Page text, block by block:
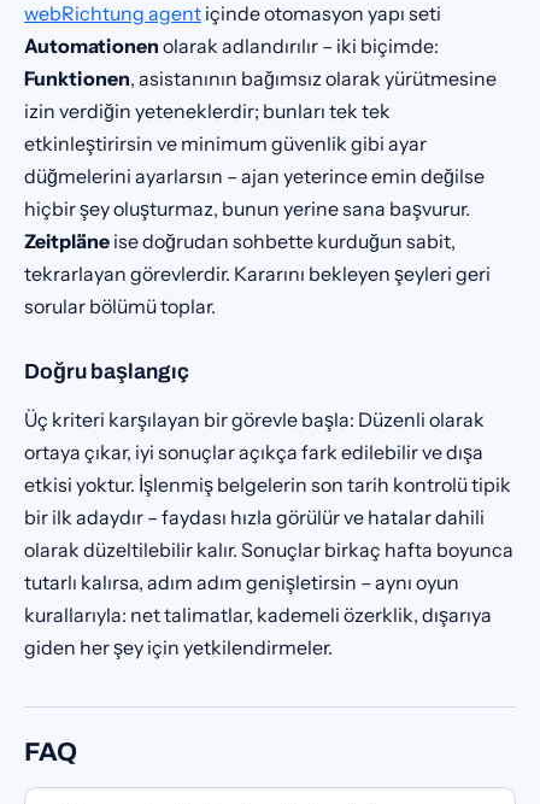
webRichtung agent içinde otomasyon yapı seti
Automationen olarak adlandırılır – iki biçimde:
Funktionen, asistanının bağımsız olarak yürütmesine
izin verdiğin yeteneklerdir; bunları tek tek
etkinleştirirsin ve minimum güvenlik gibi ayar
düğmelerini ayarlarsın – ajan yeterince emin değilse
hiçbir şey oluşturmaz, bunun yerine sana başvurur.
Zeitpläne ise doğrudan sohbette kurduğun sabit,
tekrarlayan görevlerdir. Kararını bekleyen şeyleri geri
sorular bölümü toplar.
Doğru başlangıç
Üç kriteri karşılayan bir görevle başla: Düzenli olarak
ortaya çıkar, iyi sonuçlar açıkça fark edilebilir ve dışa
etkisi yoktur. İşlenmiş belgelerin son tarih kontrolü tipik
bir ilk adaydır – faydası hızla görülür ve hatalar dahili
olarak düzeltilebilir kalır. Sonuçlar birkaç hafta boyunca
tutarlı kalırsa, adım adım genişletirsin – aynı oyun
kurallarıyla: net talimatlar, kademeli özerklik, dışarıya
giden her şey için yetkilendirmeler.
FAQ